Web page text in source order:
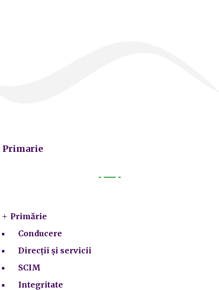
Primarie
Primărie
Conducere
Direcții și servicii
SCIM
Integritate